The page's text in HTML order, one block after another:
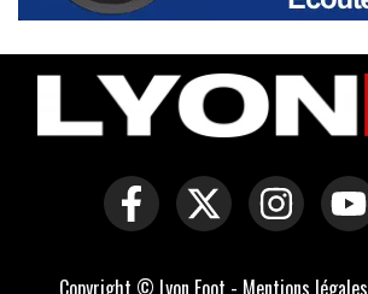
Copyright © Lyon Foot - Mentions légales